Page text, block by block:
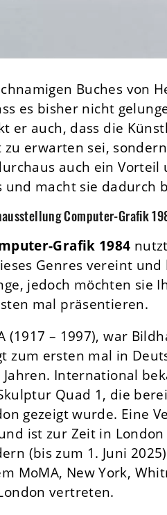
Buches von
es bisher nicht
er auch, dass die
zu erwarten sei,
auch ein
und macht sie dadurch
Computer-Grafik
Grafik 1984
Genres vereint
jedoch möchten
mal präsentieren.
(1917 – 1997), war
zum ersten mal in
Jahren. International
Quad 1, die
gezeigt wurde. Eine
ist zur Zeit in
(bis zum 1. Juni
MoMA, New York,
vertreten.